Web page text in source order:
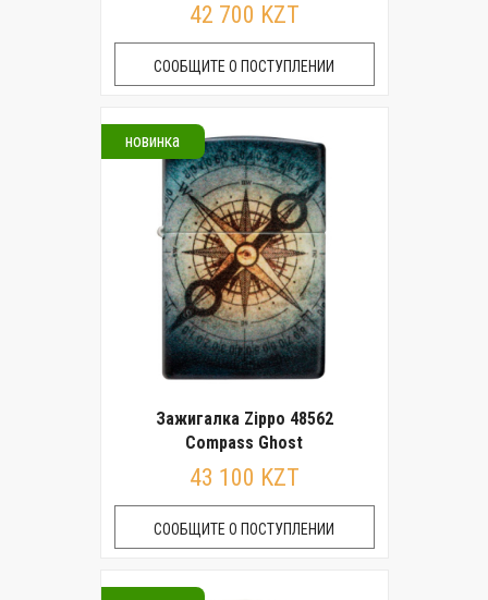
42 700 KZT
СООБЩИТЕ О ПОСТУПЛЕНИИ
новинка
Зажигалка Zippo 48562
Compass Ghost
43 100 KZT
СООБЩИТЕ О ПОСТУПЛЕНИИ